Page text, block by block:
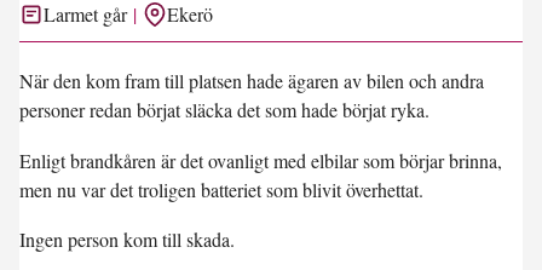
Larmet går Ekerö
När den kom fram till platsen hade ägaren av bilen och andra
personer redan börjat släcka det som hade börjat ryka.
Enligt brandkåren är det ovanligt med elbilar som börjar brinna,
men nu var det troligen batteriet som blivit överhettat.
Ingen person kom till skada.